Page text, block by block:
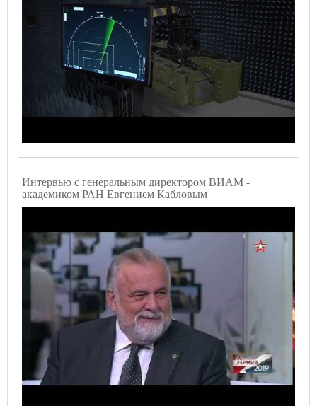
Интервью с генеральным директором ВИАМ -
академиком РАН Евгением Кабловым